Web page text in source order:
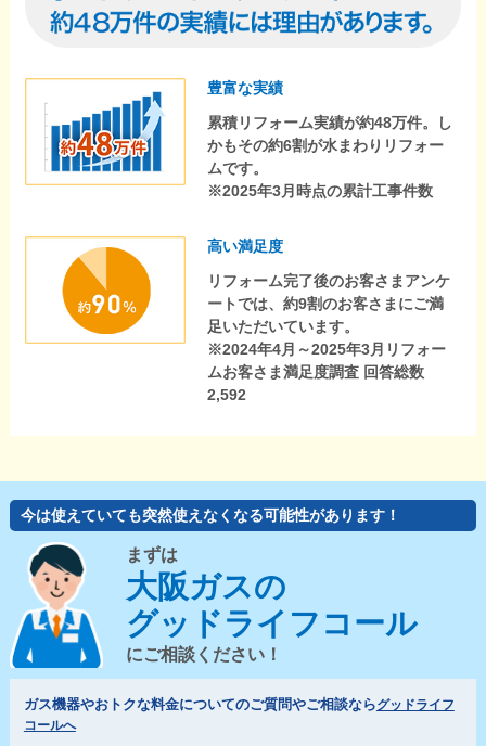
豊富な実績
累積リフォーム実績が約48万件。し
かもその約6割が水まわりリフォー
ムです。
※2025年3月時点の累計工事件数
高い満足度
リフォーム完了後のお客さまアンケ
ートでは、約9割のお客さまにご満
足いただいています。
※2024年4月～2025年3月リフォー
ムお客さま満足度調査 回答総数
2,592
今は使えていても突然使えなくなる可能性があります！
まずは
大阪ガスの
グッドライフコール
にご相談ください！
ガス機器やおトクな料金についてのご質問やご相談ならグッドライフ
コールへ